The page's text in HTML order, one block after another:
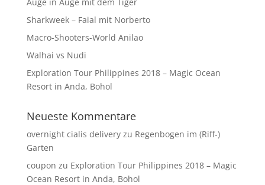
Sharkweek – Faial mit Norberto
Macro-Shooters-World Anilao
Walhai vs Nudi
Exploration Tour Philippines 2018 – Magic Ocean
Resort in Anda, Bohol
Neueste Kommentare
overnight cialis deliveryzu Regenbogen im (Riff-)
Garten
coupon zu Exploration Tour Philippines 2018 – Magic
Ocean Resort in Anda, Bohol